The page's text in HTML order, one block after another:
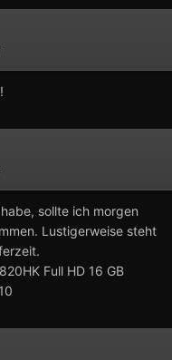
sollte ich morgen
Lustigerweise steht
Full HD 16 GB